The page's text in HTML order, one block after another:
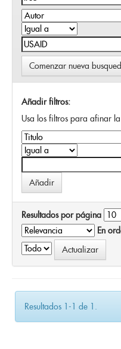
Comenzar nueva
Añadir filtros:
Usa los filtros para afinar la
Resultados por página
En
Resultados 1-1 de 1.